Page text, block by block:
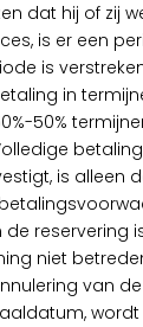
dat hij of zij
is er een
is
in
50%
is alleen
de reservering
niet
van
wordt